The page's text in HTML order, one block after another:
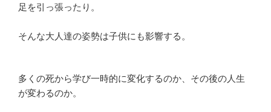
足を引っ張ったり。
そんな大人達の姿勢は子供にも影響する。
多くの死から学び一時的に変化するのか、その後の人生
が変わるのか。